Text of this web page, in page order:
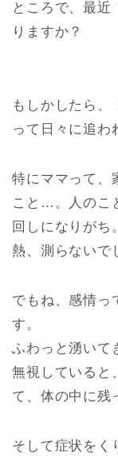
ところで、最近
りますか？
もしかしたら、
って日々に追わ
特にママって、
こと…。
人のこ
回しになりがち
熱、測らないで
でもね、感情っ
す。
ふわっと湧いて
無視していると、
て、体の中に残
そして症状をく